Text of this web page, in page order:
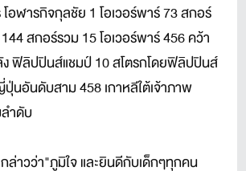
อฬารกิจกุลชัย 1 โอเวอร์พาร์ 73 สกอร์
สกอร์รวม 15 โอเวอร์พาร์ 456 คว้า
ฟิลิปปินส์แชมป์ 10 สโตรกโดยฟิลิปปินส์
นอันดับสาม 458 เกาหลีใต้เจ้าภาพ
ำดับ
ล่าวว่า"ภูมิใจ และยินดีกับเด็กๆทุกคน